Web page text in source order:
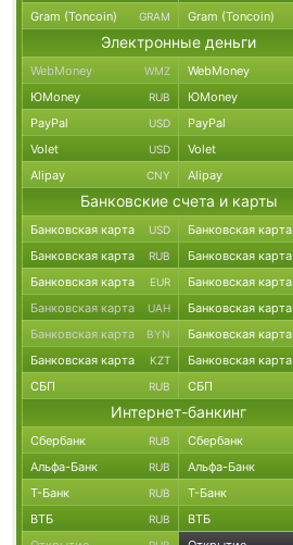
Gram (Toncoin) GRAM Gram (Toncoin)
Электронные деньги
WebMoney WMZ WebMoney
ЮMoney RUB ЮMoney
PayPal USD PayPal
Volet USD Volet
Alipay CNY Alipay
Банковские счета и карты
Банковская карта USD Банковская карта
Банковская карта RUB Банковская карта
Банковская карта EUR Банковская карта
Банковская карта UAH Банковская карта
Банковская карта BYN Банковская карта
Банковская карта KZT Банковская карта
СБП RUB СБП
Интернет-банкинг
Сбербанк RUB Сбербанк
Альфа-Банк RUB Альфа-Банк
Т-Банк RUB Т-Банк
ВТБ RUB ВТБ